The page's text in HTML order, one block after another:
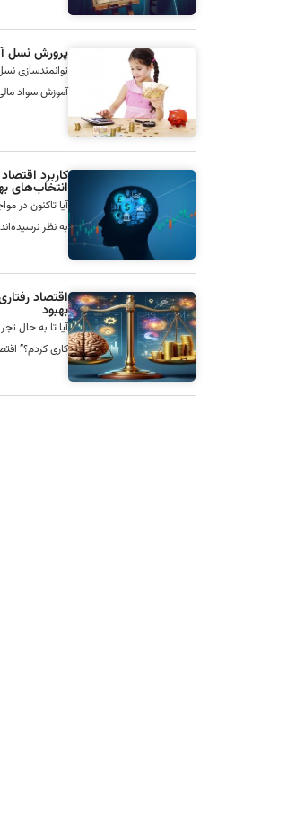
پرورش نسل
توانمندسازی
آموزش سواد
کاربرد
انتخاب‌های
آیا تاکنون در
به نظر
اقتصاد
بهبود
آیا تا به حال
کاری کردم؟”